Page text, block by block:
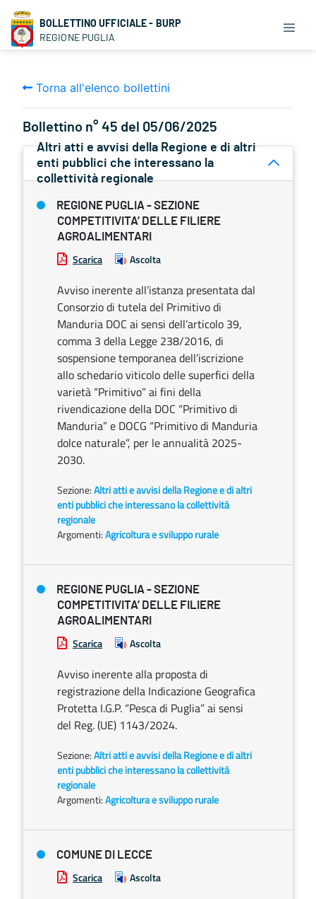
BOLLETTINO UFFICIALE - BURP
REGIONE PUGLIA
Torna all'elenco bollettini
Bollettino n° 45 del 05/06/2025
Altri atti e avvisi della Regione e di altri
enti pubblici che interessano la
collettività regionale
REGIONE PUGLIA - SEZIONE
COMPETITIVITA’ DELLE FILIERE
AGROALIMENTARI
Scarica Ascolta
Avviso inerente all’istanza presentata dal
Consorzio di tutela del Primitivo di
Manduria DOC ai sensi dell’articolo 39,
comma 3 della Legge 238/2016, di
sospensione temporanea dell’iscrizione
allo schedario viticolo delle superfici della
varietà “Primitivo” ai fini della
rivendicazione della DOC “Primitivo di
Manduria” e DOCG “Primitivo di Manduria
dolce naturale”, per le annualità 2025-
2030.
Sezione:Altri atti e avvisi della Regione e di altri
enti pubblici che interessano la collettività
regionale
Argomenti:Agricoltura e sviluppo rurale
REGIONE PUGLIA - SEZIONE
COMPETITIVITA’ DELLE FILIERE
AGROALIMENTARI
Scarica Ascolta
Avviso inerente alla proposta di
registrazione della Indicazione Geografica
Protetta I.G.P. “Pesca di Puglia” ai sensi
del Reg. (UE) 1143/2024.
Sezione:Altri atti e avvisi della Regione e di altri
enti pubblici che interessano la collettività
regionale
Argomenti:Agricoltura e sviluppo rurale
COMUNE DI LECCE
Scarica Ascolta